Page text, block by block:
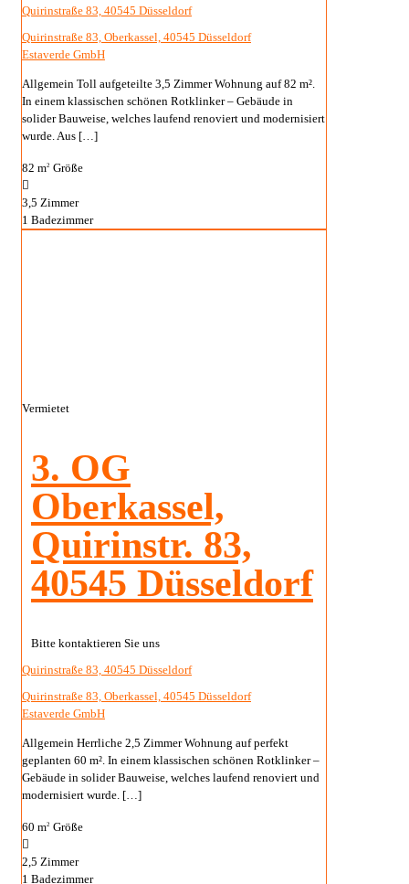
Quirinstraße 83, 40545 Düsseldorf
Quirinstraße 83, Oberkassel, 40545 Düsseldorf
Estaverde GmbH
Allgemein Toll aufgeteilte 3,5 Zimmer Wohnung auf 82 m².
In einem klassischen schönen Rotklinker – Gebäude in
solider Bauweise, welches laufend renoviert und modernisiert
wurde. Aus […]
82 m2 Größe
3,5 Zimmer
1 Badezimmer
Vermietet
3. OG
Oberkassel,
Quirinstr. 83,
40545 Düsseldorf
Bitte kontaktieren Sie uns
Quirinstraße 83, 40545 Düsseldorf
Quirinstraße 83, Oberkassel, 40545 Düsseldorf
Estaverde GmbH
Allgemein Herrliche 2,5 Zimmer Wohnung auf perfekt
geplanten 60 m². In einem klassischen schönen Rotklinker –
Gebäude in solider Bauweise, welches laufend renoviert und
modernisiert wurde. […]
60 m2 Größe
2,5 Zimmer
1 Badezimmer